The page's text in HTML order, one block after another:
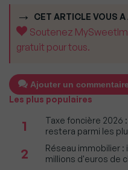
CET ARTICLE VOUS A
Soutenez
gratuit pour tous.
Ajouter un commentaire
Les plus populaires
1
Taxe foncière 2026
restera parmi les
2
Réseau immobilier
millions d'euros de